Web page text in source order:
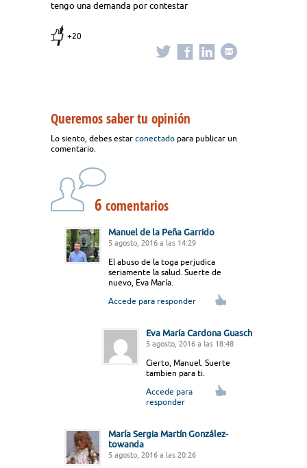
tengo una demanda por contestar
+20
Queremos saber tu opinión
Lo siento, debes estar conectado para publicar un
comentario.
6 comentarios
Manuel de la Peña Garrido
5 agosto, 2016 a las 14:29
El abuso de la toga perjudica
seriamente la salud. Suerte de
nuevo, Eva María.
Accede para responder
Eva María Cardona Guasch
5 agosto, 2016 a las 18:48
Cierto, Manuel. Suerte
tambien para ti.
Accede para
responder
María Sergia Martín González-
towanda
5 agosto, 2016 a las 20:26